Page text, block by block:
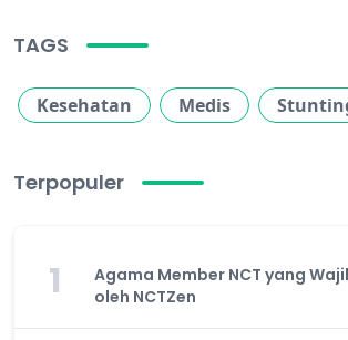
TAGS
Kesehatan Medis
Terpopuler
1
Agama Member NCT yang
oleh NCTZen